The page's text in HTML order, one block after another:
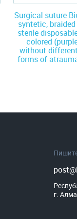
Surgical suture
syntetic,
sterile
colored
without
forms of
г.